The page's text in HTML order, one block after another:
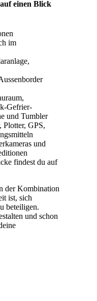
einen Blick
im
Gefrier-
und Tumbler
GPS,
und
findest du auf
der Kombination
ist, sich
beteiligen.
und schon